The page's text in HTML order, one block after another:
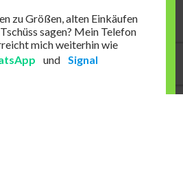
zu Größen, alten Einkäufen
sagen? Mein Telefon
mich weiterhin wie
und Signal